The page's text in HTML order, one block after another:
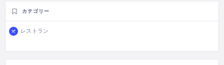
カテゴリー
レストラン